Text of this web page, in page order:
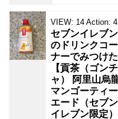
VIEW: 14 Action: 4
セブンイレブン
のドリンクコー
ナーでみつけた
【貢茶（ゴンチ
ャ） 阿里山烏
マンゴーティー
エード（セブン
イレブン限定）